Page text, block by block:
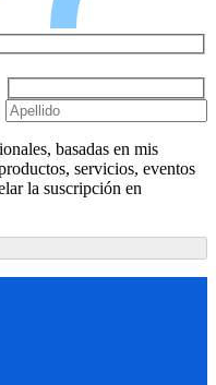
basadas en mis
servicios, eventos
la suscripción en